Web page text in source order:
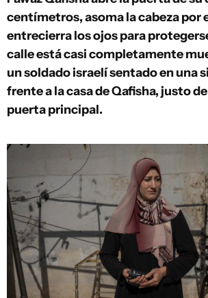
centímetros, asoma la cabeza por
entrecierra los ojos para
calle está casi completamente
un soldado israelí sentado en una
frente a la casa de Qafisha, justo
puerta principal.